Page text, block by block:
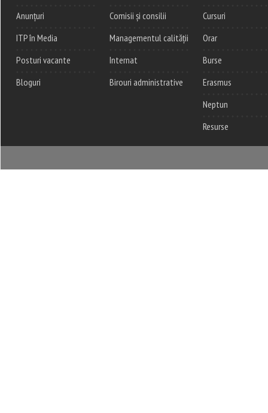
Anunțuri
ITP în Media
Posturi vacante
Bloguri
Comisii și consilii
Managementul calității
Internat
Birouri administrative
Cursuri
Orar
Burse
Erasmus
Neptun
Resurse